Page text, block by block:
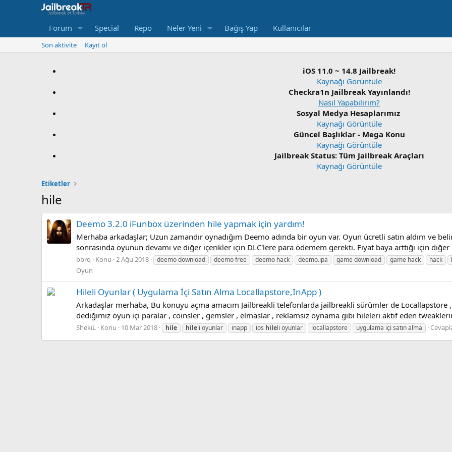
Forum Special Repo Neler Yeni Bağış Yap Kullanıcılar
Son aktivite Kayıt ol
iOS 11.0 ~ 14.8 Jailbreak!
Kaynağı Görüntüle
Checkra1n Jailbreak Yayınlandı!
Nasıl Yapabilirim?
Sosyal Medya Hesaplarımız
Kaynağı Görüntüle
Güncel Başlıklar - Mega Konu
Kaynağı Görüntüle
Jailbreak Status: Tüm Jailbreak Araçları
Kaynağı Görüntüle
Etiketler
hile
Deemo 3.2.0 iFunbox üzerinden hile yapmak için yardım!
Merhaba arkadaşlar; Uzun zamandır oynadığım Deemo adında bir oyun var. Oyun ücretli satın aldım ve
sonrasında oyunun devamı ve diğer içerikler için DLC'lere para ödemem gerekti. Fiyat baya arttığı için diğer
bbrq Konu 2 Ağu 2018 deemo download deemo free deemo hack deemo.ipa game download game hack hack
Oyun
Hileli Oyunlar ( Uygulama İçi Satın Alma Locallapstore,InApp )
Arkadaşlar merhaba, Bu konuyu açma amacım Jailbreakli telefonlarda jailbreakli sürümler de Locallapstore
dediğimiz oyun içi paralar , coinsler , gemsler , elmaslar , reklamsız oynama gibi hileleri aktif eden tweaklerin
ShekiL Konu 10 Mar 2018 hile hileli oyunlar inapp ios hileli oyunlar locallapstore uygulama içi satın alma